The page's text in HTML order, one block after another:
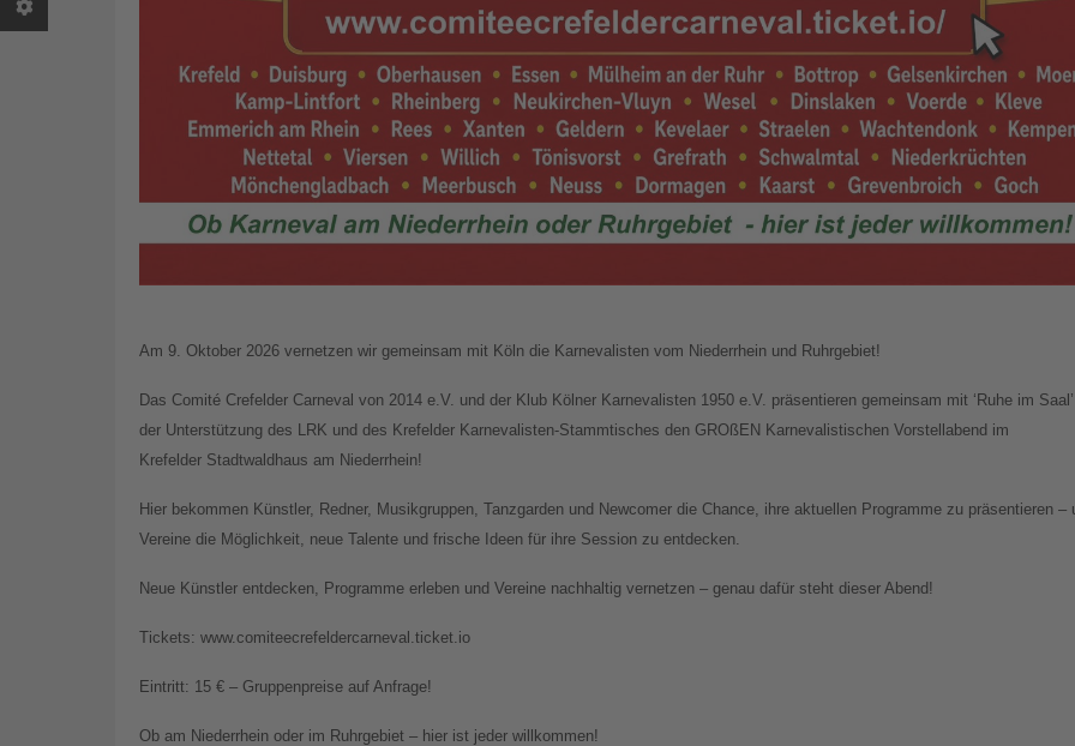
Am 9. Oktober 2026 vernetzen wir gemeinsam mit Köln die Karnevalisten vom Niederrhein und Ruhrgebiet!
Das Comité Crefelder Carneval von 2014 e.V. und der Klub Kölner Karnevalisten 1950 e.V. präsentieren gemeinsam mit ‘Ruhe im Saal’
der Unterstützung des LRK und des Krefelder Karnevalisten-Stammtisches den GROßEN Karnevalistischen Vorstellabend im
Krefelder Stadtwaldhaus am Niederrhein!
Hier bekommen Künstler, Redner, Musikgruppen, Tanzgarden und Newcomer die Chance, ihre aktuellen Programme zu präsentieren –
Vereine die Möglichkeit, neue Talente und frische Ideen für ihre Session zu entdecken.
Neue Künstler entdecken, Programme erleben und Vereine nachhaltig vernetzen – genau dafür steht dieser Abend!
Tickets: www.comiteecrefeldercarneval.ticket.io
Eintritt: 15 € – Gruppenpreise auf Anfrage!
Ob am Niederrhein oder im Ruhrgebiet – hier ist jeder willkommen!